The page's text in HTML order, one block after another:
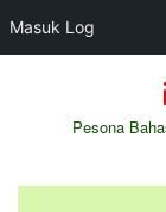
Masuk Log
Pesona